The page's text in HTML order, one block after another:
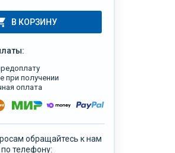
В КОРЗИНУ
при получении
оплата
обращайтесь к нам
по телефону: